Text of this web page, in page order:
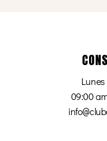
Lunes
09:00